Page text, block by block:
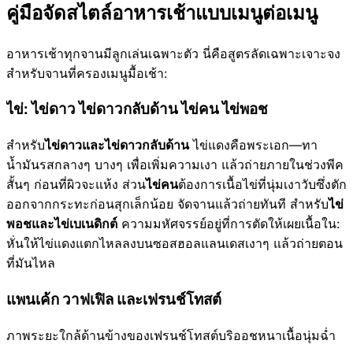
คู่มือจัดสไตล์อาหารเช้าแบบเมนูต่อเมนู
อาหารเช้าทุกจานมีลูกเล่นเฉพาะตัว นี่คือสูตรลัดเฉพาะเจาะจง
สำหรับจานที่ครองเมนูมื้อเช้า:
ไข่: ไข่ดาว ไข่ดาวกลับด้าน ไข่คน ไข่พอช
สำหรับไข่ดาวและไข่ดาวกลับด้านไข่แดงคือพระเอก—ทา
น้ำมันรสกลางๆ บางๆ เพื่อเพิ่มความเงา แล้วถ่ายภายในช่วงพีค
สั้นๆ ก่อนที่ผิวจะแห้ง ส่วนไข่คนต้องการเนื้อไข่ที่นุ่มเงาวับซึ่งตัก
ออกจากกระทะก่อนสุกเล็กน้อย จัดจานแล้วถ่ายทันที สำหรับไข่
พอชและไข่เบเนดิกต์ ความมหัศจรรย์อยู่ที่การตัดให้เผยเนื้อใน:
หั่นให้ไข่แดงแตกไหลลงบนซอสฮอลแลนเดสเงาๆ แล้วถ่ายตอน
ที่มันไหล
แพนเค้ก วาฟเฟิล และเฟรนช์โทสต์
ภาพระยะใกล้ด้านข้างของเฟรนช์โทสต์บริออชหนาเนื้อนุ่มฉ่ำ